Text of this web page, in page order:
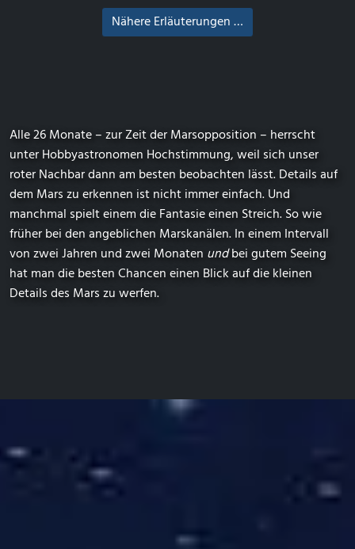
Nähere Erläuterungen …
Alle 26 Monate – zur Zeit der Marsopposition – herrscht
unter Hobbyastronomen Hochstimmung, weil sich unser
roter Nachbar dann am besten beobachten lässt. Details auf
dem Mars zu erkennen ist nicht immer einfach. Und
manchmal spielt einem die Fantasie einen Streich. So wie
früher bei den angeblichen Marskanälen. In einem Intervall
von zwei Jahren und zwei Monaten undbei gutem Seeing
hat man die besten Chancen einen Blick auf die kleinen
Details des Mars zu werfen.